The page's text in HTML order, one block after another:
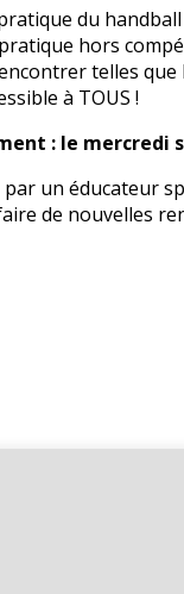
du
hors
telles
à TOUS !
: le mercredi
par un éducateur
faire de nouvelles